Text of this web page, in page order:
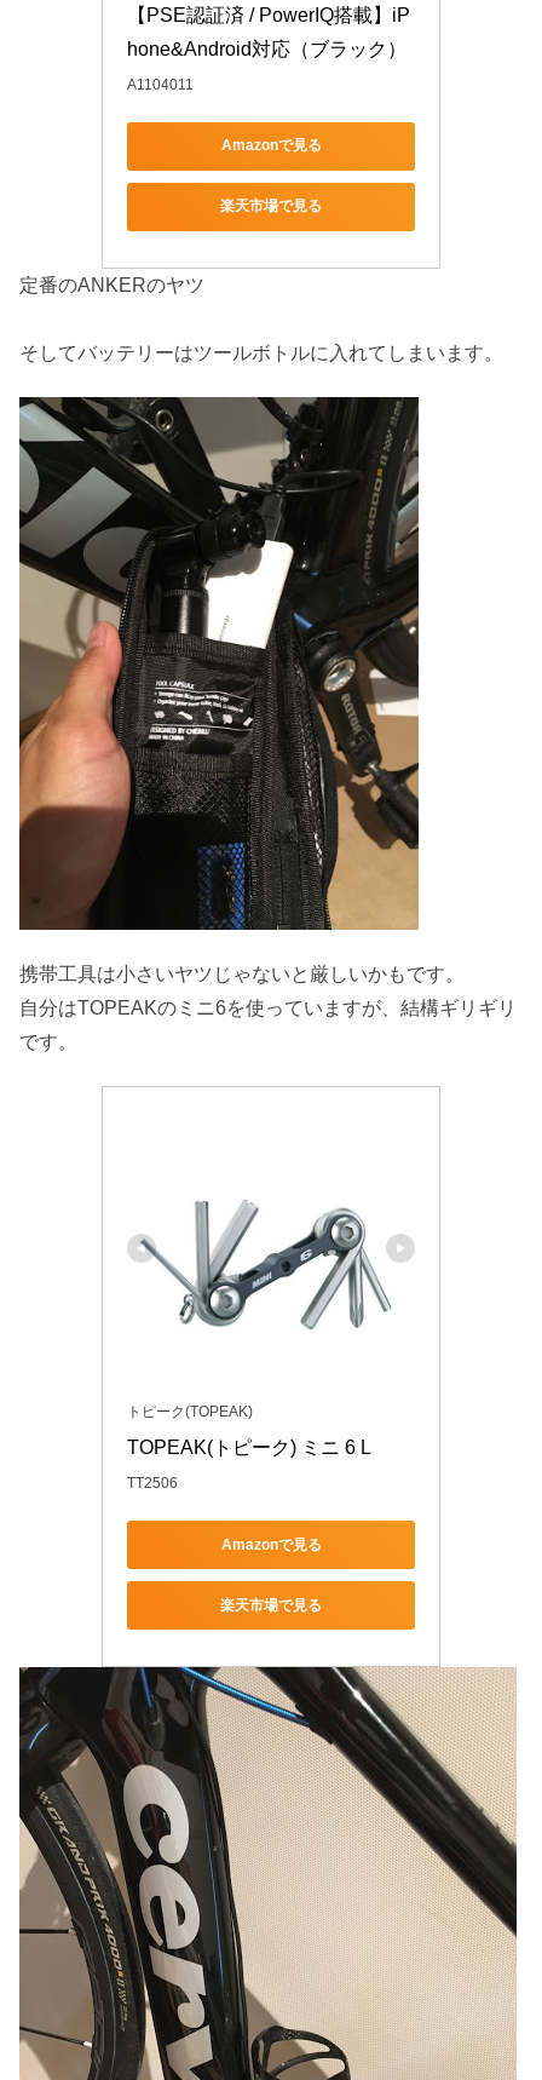
【PSE認証済 / PowerIQ搭載】iP
hone&Android対応（ブラック）
A1104011
Amazonで見る
楽天市場で見る
定番のANKERのヤツ
そしてバッテリーはツールボトルに入れてしまいます。
携帯工具は小さいヤツじゃないと厳しいかもです。
自分はTOPEAKのミニ6を使っていますが、結構ギリギリ
です。
トピーク(TOPEAK)
TOPEAK(トピーク) ミニ 6 L
TT2506
Amazonで見る
楽天市場で見る